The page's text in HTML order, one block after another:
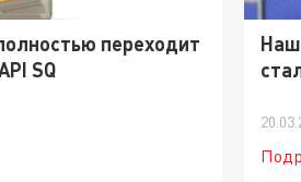
переходит
SQ